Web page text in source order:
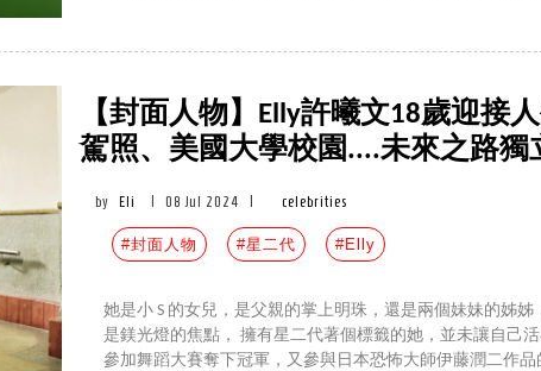
【封面人物】Elly許曦文18歲迎接
駕照、美國大學校園....未來之路獨
by Eli 08 Jul 2024 celebrities
#封面人物 #星二代 #Elly
她是小 S 的女兒，是父親的掌上明珠，還是兩個妹妹的姊姊
是鎂光燈的焦點， 擁有星二代著個標籤的她，並未讓自己
參加舞蹈大賽奪下冠軍，又參與日本恐怖大師伊藤潤二作品